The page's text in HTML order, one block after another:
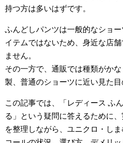
持つ方は多いはずです。
ふんどしパンツは一般的なショ
イテムではないため、身近な店
ません。
その一方で、通販では種類がか
製、普通のショーツに近い見た目
この記事では、「レディース ふ
る」という疑問に答えるために
を整理しながら、ユニクロ・し